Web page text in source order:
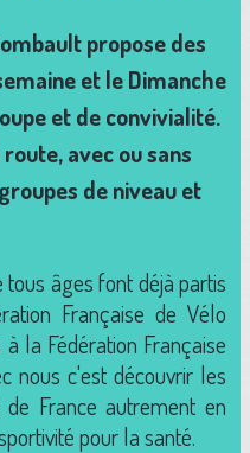
propose des
et le Dimanche
et de convivialité.
avec ou sans
de niveau et
âges font déjà partis
Française de Vélo
la Fédération Française
nous c'est découvrir les
France autrement en
pour la santé.